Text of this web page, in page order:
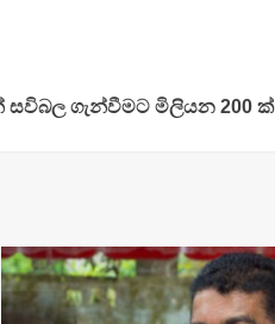
සවිබල ගැන්වීමට මිලියන 200 ක්